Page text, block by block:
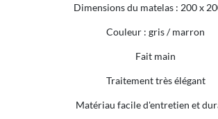
Dimensions du matelas : 200 x
Couleur : gris / marron
Fait main
Traitement très élégant
Matériau facile d'entretien et